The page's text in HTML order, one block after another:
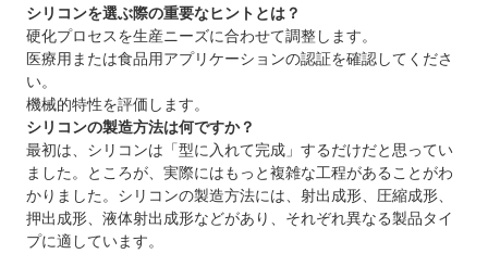
シリコンを選ぶ際の重要なヒントとは？
硬化プロセスを生産ニーズに合わせて調整します。
医療用または食品用アプリケーションの認証を確認してくださ
い。
機械的特性を評価します。
シリコンの製造方法は何ですか？
最初は、シリコンは「型に入れて完成」するだけだと思ってい
ました。ところが、実際にはもっと複雑な工程があることがわ
かりました。シリコンの製造方法には、射出成形、圧縮成形、
押出成形、液体射出成形などがあり、それぞれ異なる製品タイ
プに適しています。